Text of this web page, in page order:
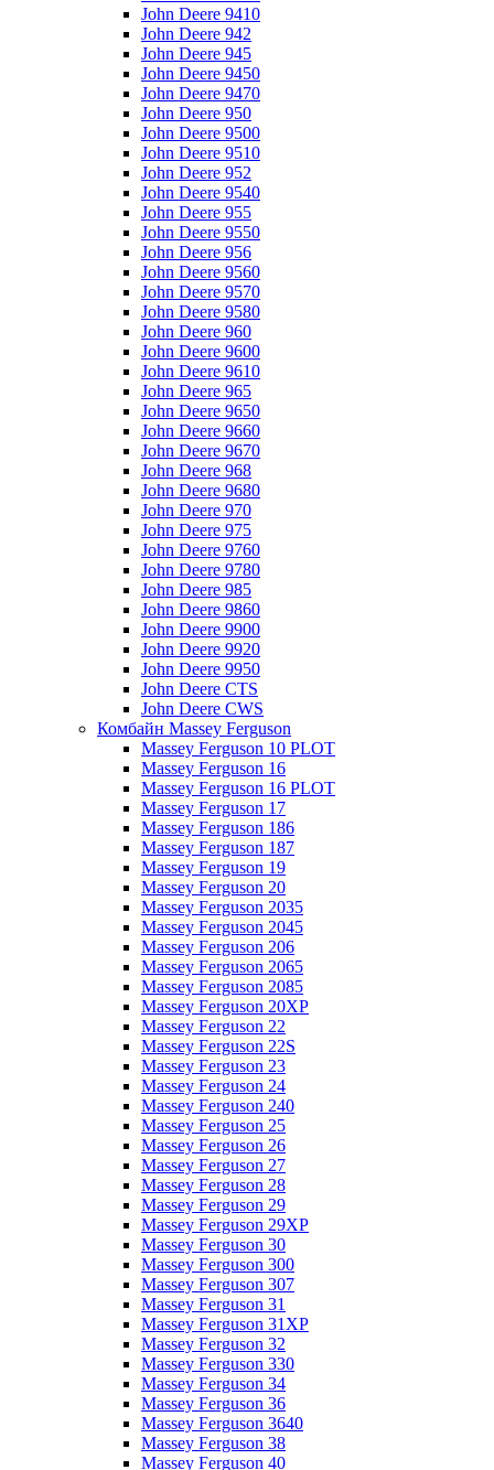
John Deere 9410
John Deere 942
John Deere 945
John Deere 9450
John Deere 9470
John Deere 950
John Deere 9500
John Deere 9510
John Deere 952
John Deere 9540
John Deere 955
John Deere 9550
John Deere 956
John Deere 9560
John Deere 9570
John Deere 9580
John Deere 960
John Deere 9600
John Deere 9610
John Deere 965
John Deere 9650
John Deere 9660
John Deere 9670
John Deere 968
John Deere 9680
John Deere 970
John Deere 975
John Deere 9760
John Deere 9780
John Deere 985
John Deere 9860
John Deere 9900
John Deere 9920
John Deere 9950
John Deere CTS
John Deere CWS
Комбайн Massey Ferguson
Massey Ferguson 10 PLOT
Massey Ferguson 16
Massey Ferguson 16 PLOT
Massey Ferguson 17
Massey Ferguson 186
Massey Ferguson 187
Massey Ferguson 19
Massey Ferguson 20
Massey Ferguson 2035
Massey Ferguson 2045
Massey Ferguson 206
Massey Ferguson 2065
Massey Ferguson 2085
Massey Ferguson 20XP
Massey Ferguson 22
Massey Ferguson 22S
Massey Ferguson 23
Massey Ferguson 24
Massey Ferguson 240
Massey Ferguson 25
Massey Ferguson 26
Massey Ferguson 27
Massey Ferguson 28
Massey Ferguson 29
Massey Ferguson 29XP
Massey Ferguson 30
Massey Ferguson 300
Massey Ferguson 307
Massey Ferguson 31
Massey Ferguson 31XP
Massey Ferguson 32
Massey Ferguson 330
Massey Ferguson 34
Massey Ferguson 36
Massey Ferguson 3640
Massey Ferguson 38
Massey Ferguson 40